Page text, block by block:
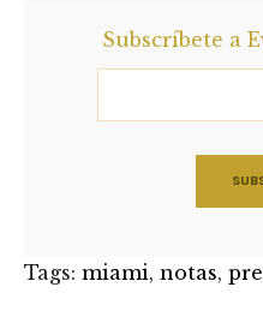
Subscríbete a
Tags: miami, notas,